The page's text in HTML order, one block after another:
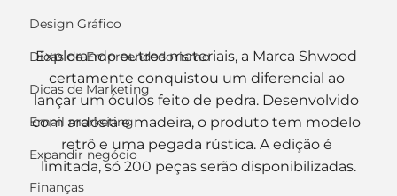
Design Gráfico
Dicas de Empreendedorismo
Dicas de Marketing
Email marketing
Expandir negócio
Finanças
Explorando outros materiais, a Marca Shwood
certamente conquistou um diferencial ao
lançar um óculos feito de pedra. Desenvolvido
com ardósia e madeira, o produto tem modelo
retrô e uma pegada rústica. A edição é
limitada, só 200 peças serão disponibilizadas.